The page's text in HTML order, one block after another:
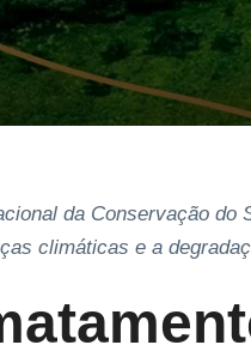
da Conservação do
climáticas e a